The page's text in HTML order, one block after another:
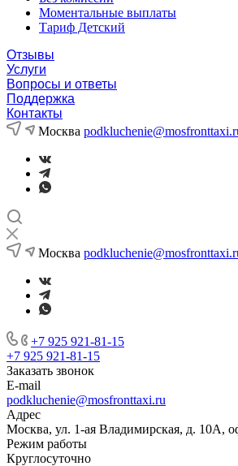
Моментальные выплаты
Тариф Детский
Отзывы
Услуги
Вопросы и ответы
Поддержка
Контакты
Москва
Москва
+7 925 921-81-15
+7 925 921-81-15
Заказать звонок
E-mail
podkluchenie@mosfronttaxi.ru
Адрес
Москва, ул. 1-ая Владимирская, д. 10А,
Режим работы
Круглосуточно